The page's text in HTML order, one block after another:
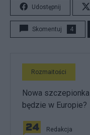
Udostępnij
Skomentuj 4
Rozmaitości
Nowa
będzie w Europie?
Redakcja